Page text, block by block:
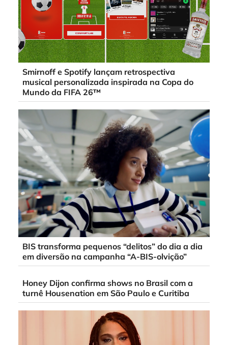
Smirnoff e Spotify lançam retrospectiva
musical personalizada inspirada na Copa do
Mundo da FIFA 26™
BIS transforma pequenos “delitos” do dia a dia
em diversão na campanha “A-BIS-olvição”
Honey Dijon confirma shows no Brasil com a
turnê Housenation em São Paulo e Curitiba